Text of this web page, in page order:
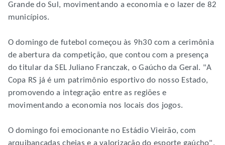
Grande do Sul, movimentando a economia e o lazer de 82
municípios.
O domingo de futebol começou às 9h30 com a cerimônia
de abertura da competição, que contou com a presença
do titular da SEL Juliano Franczak, o Gaúcho da Geral. "A
Copa RS já é um patrimônio esportivo do nosso Estado,
promovendo a integração entre as regiões e
movimentando a economia nos locais dos jogos.
O domingo foi emocionante no Estádio Vieirão, com